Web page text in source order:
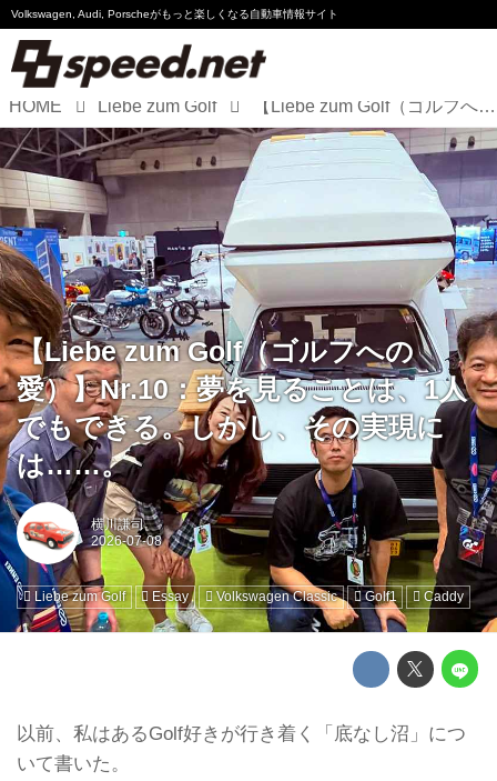
Volkswagen, Audi, Porscheがもっと楽しくなる自動車情報サイト
Volkswagen
Audi
Porsche
Motorsport
Essay
HOME Liebe zum Golf 【Liebe zum Golf（ゴルフへの愛）】Nr.10：夢を見ることは、1人でもできる。しかし、その実現には……。
【Liebe zum Golf（ゴルフへの
愛）】Nr.10：夢を見ることは、1人
でもできる。しかし、その実現に
は……。
横川謙司
Liebe zum Golf Essay Volkswagen Classic Golf1 Caddy
以前、私はあるGolf好きが行き着く「底なし沼」につ
いて書いた。